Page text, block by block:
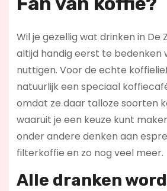
Wil je gezellig wat drinken in De
altijd handig eerst te bedenken
nuttigen. Voor de echte
natuurlijk een speciaal
omdat ze daar talloze soorten
waaruit je een keuze kunt
onder andere denken aan
filterkoffie en zo nog veel meer.
Alle dranken